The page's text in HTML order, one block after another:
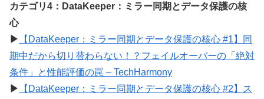
カテゴリ4：DataKeeper：ミラー同期とデータ保護の核
心
▶
【DataKeeper：ミラー同期とデータ保護の核心 #1】同
期中だから切り替わらない！？フェイルオーバーの「絶対
条件」と性能評価の罠 – TechHarmony
▶
【DataKeeper：ミラー同期とデータ保護の核心 #2】ス